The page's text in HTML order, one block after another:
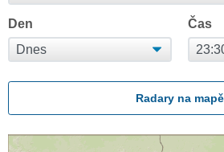
Den Čas
Radary na mapě